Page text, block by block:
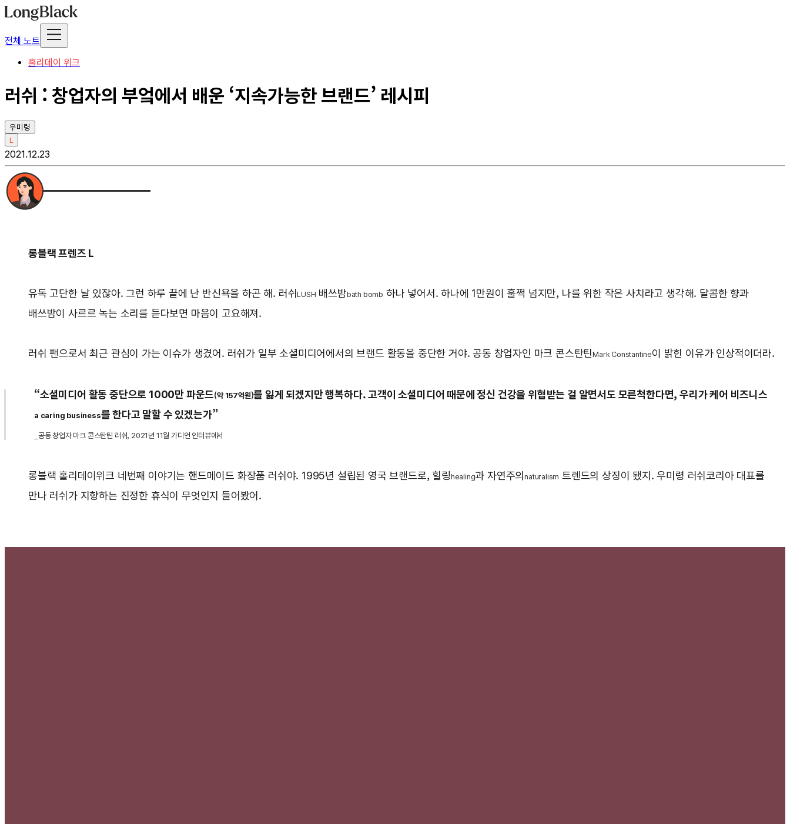
전체 노트
홀리데이 위크
러쉬 : 창업자의 부엌에서 배운 ‘지속가능한 브랜드’ 레시피
우미령
L
2021.12.23
롱블랙 프렌즈 L
유독 고단한 날 있잖아. 그런 하루 끝에 난 반신욕을 하곤 해. 러쉬LUSH 배쓰밤bath bomb 하나 넣어서. 하나에 1만원이 훌쩍 넘지만, 나를 위한 작은 사치라고 생각해. 달콤한 향과
배쓰밤이 사르르 녹는 소리를 듣다보면 마음이 고요해져.
러쉬 팬으로서 최근 관심이 가는 이슈가 생겼어. 러쉬가 일부 소셜미디어에서의 브랜드 활동을 중단한 거야. 공동 창업자인 마크 콘스탄틴Mark Constantine이 밝힌 이유가 인상적이더라.
“소셜미디어 활동 중단으로 1000만 파운드(약 157억원)를 잃게 되겠지만 행복하다. 고객이 소셜미디어 때문에 정신 건강을 위협받는 걸 알면서도 모른척한다면, 우리가 케어 비즈니스
a caring business를 한다고 말할 수 있겠는가”
_공동 창업자 마크 콘스탄틴 러쉬, 2021년 11월 가디언 인터뷰에서
롱블랙 홀리데이위크 네번째 이야기는 핸드메이드 화장품 러쉬야. 1995년 설립된 영국 브랜드로, 힐링healing과 자연주의naturalism 트렌드의 상징이 됐지. 우미령 러쉬코리아 대표를
만나 러쉬가 지향하는 진정한 휴식이 무엇인지 들어봤어.